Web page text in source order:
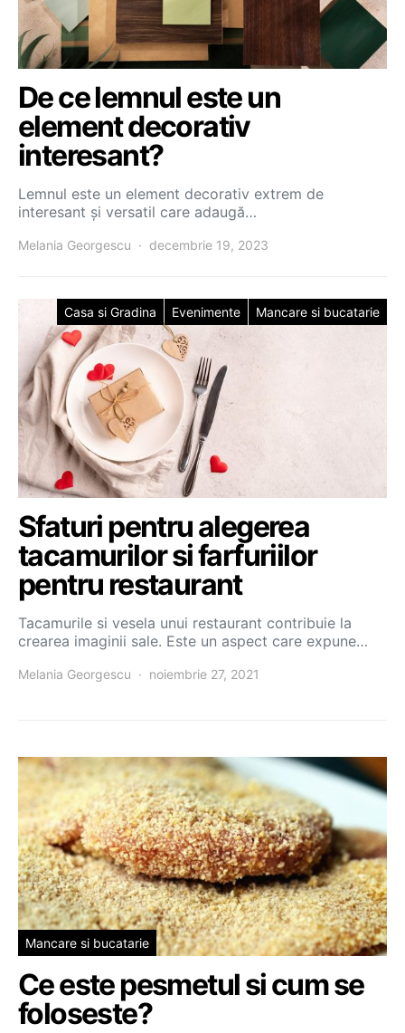
De ce lemnul este un
element decorativ
interesant?
Lemnul este un element decorativ extrem de
interesant și versatil care adaugă…
Melania Georgescu decembrie 19, 2023
Casa si Gradina Evenimente Mancare si bucatarie
Sfaturi pentru alegerea
tacamurilor si farfuriilor
pentru restaurant
Tacamurile si vesela unui restaurant contribuie la
crearea imaginii sale. Este un aspect care expune…
Melania Georgescu noiembrie 27, 2021
Mancare si bucatarie
Ce este pesmetul si cum se
foloseste?